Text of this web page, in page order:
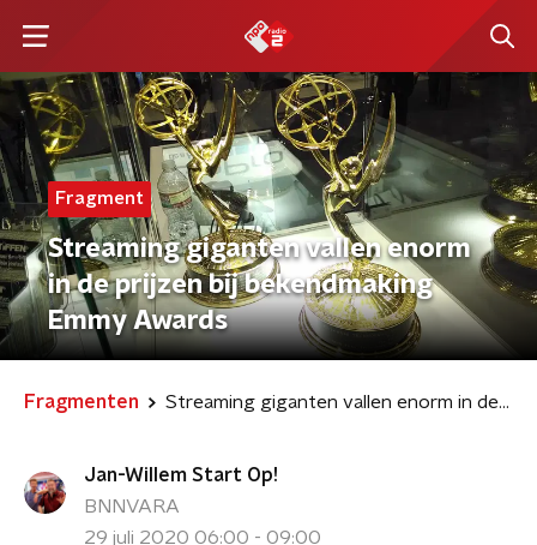
Fragment
Streaming giganten vallen enorm
in de prijzen bij bekendmaking
Emmy Awards
Fragmenten Streaming giganten vallen enorm in de prijzen bij bekendmaking Emmy Awards
Jan-Willem Start Op!
BNNVARA
29 juli 2020 06:00 - 09:00